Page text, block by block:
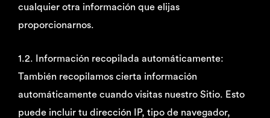
cualquier otra información que elijas
proporcionarnos.
1.2. Información recopilada automáticamente:
También recopilamos cierta información
automáticamente cuando visitas nuestro Sitio. Esto
puede incluir tu dirección IP, tipo de navegador,